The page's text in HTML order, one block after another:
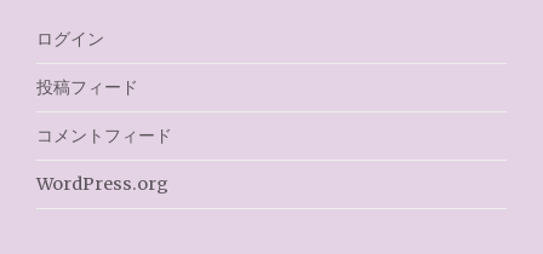
ログイン
投稿フィード
コメントフィード
WordPress.org